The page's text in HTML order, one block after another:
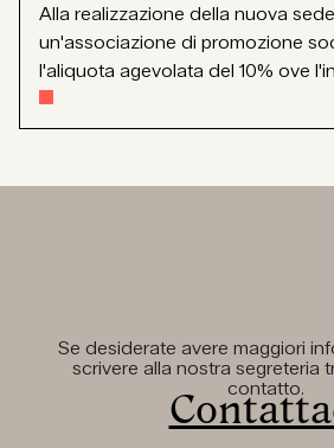
Alla realizzazione della nuova
un'associazione di promozione
l'aliquota agevolata del 10% ove
Se desiderate avere maggiori
scrivere alla nostra segreteria
contatto.